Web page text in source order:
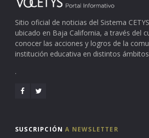
Sitio oficial de noticias del Sistema
ubicado en Baja California, a través del
conocer las acciones y logros de la
institución educativa en distintos ámbitos
.
SUSCRIPCIÓNA NEWSLETTER